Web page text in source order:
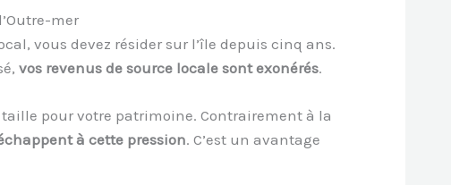
mer
vous devez résider sur l’île depuis cinq ans.
vos revenus de source locale sont exonérés.
taille pour votre patrimoine. Contrairement à la
à cette pression. C’est un avantage